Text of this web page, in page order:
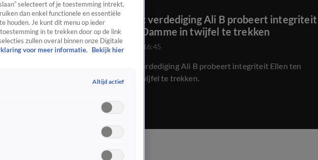
Advocaat: verdediging Ali B probeert integriteit
Ellen ten Damme in twijfel te trekken
24 mrt 2026, 16:45
Advocaat: verdediging Ali B probeert integriteit Ellen ten
Damme in twijfel te trekken.
selecteert of je toestemming intrekt,
dan enkel functionele en essentiële
houden. Je kunt dit menu op ieder
in te trekken door op de link
zullen overal binnen onze Digitale
voor meer informatie.
Bekijk hier
Altijd actief